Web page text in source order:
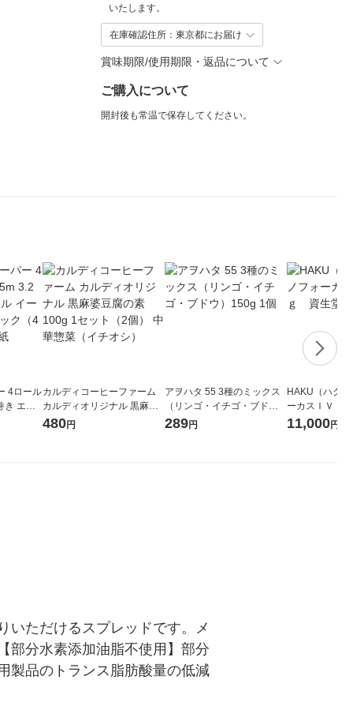
いたします。
在庫確認住所：東京都にお届け
賞味期限/使用期限・返品について
ご購入について
開封後も常温で保存してください。
4ロール
き エリ
カルディコーヒーファーム
カルディオリジナル 黒麻婆
豆腐の素 100g 1セット（2
480円
アヲハタ 55 3種のミックス
（リンゴ・イチゴ・ブド
ウ）150g 1個
289円
HAKU（ハク
ーカスＩＶ
堂 おまけ付き
11,000円
いただけるスプレッドです。メ
部分水素添加油脂不使用】部分
製品のトランス脂肪酸量の低減